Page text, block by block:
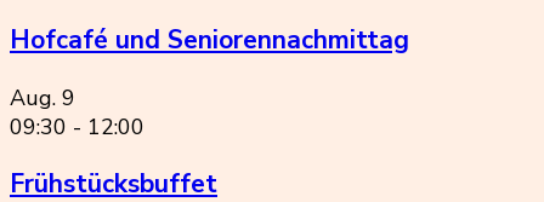
Hofcafé und Seniorennachmittag
Aug. 9
09:30 - 12:00
Frühstücksbuffet